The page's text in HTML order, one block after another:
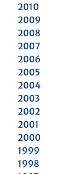
2010
2009
2008
2007
2006
2005
2004
2003
2002
2001
2000
1999
1998